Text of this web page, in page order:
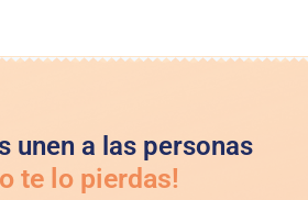
unen a las personas
te lo pierdas!